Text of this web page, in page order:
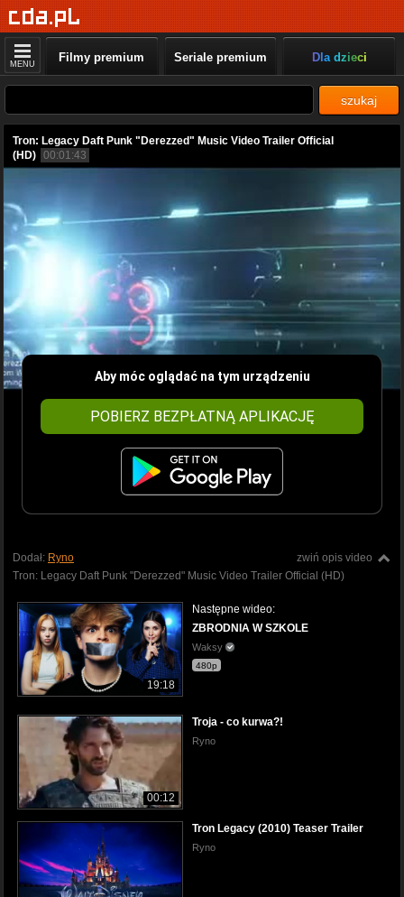
MENU Filmy premium Seriale premium Dla dzieci
szukaj
Tron: Legacy Daft Punk "Derezzed" Music Video Trailer Official
(HD) 00:01:43
Aby móc oglądać na tym urządzeniu
POBIERZ BEZPŁATNĄ APLIKACJĘ
zwiń opis video
Dodał: Ryno
Tron: Legacy Daft Punk "Derezzed" Music Video Trailer Official (HD)
19:18
Następne wideo:
ZBRODNIA W SZKOLE
Waksy
480p
00:12
Troja - co kurwa?!
Ryno
Tron Legacy (2010) Teaser Trailer
Ryno